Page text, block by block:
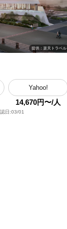
提供：楽天トラベル
Yahoo!
14,670円〜/人
日:03/01